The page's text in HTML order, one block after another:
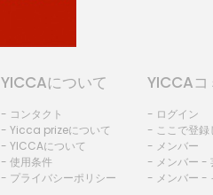
YICCAについて
- コンタクト
- Yicca prizeについて
- YICCAについて
- 使用条件
- プライバシーポリシー
YICCA
- ログイン
- ここで登録
- メンバー
- メンバー -
- メンバー -